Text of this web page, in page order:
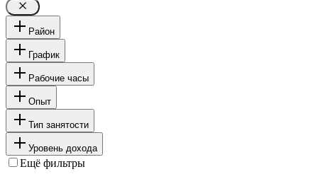
Район
График
Рабочие часы
Опыт
Тип занятости
Уровень дохода
Ещё фильтры